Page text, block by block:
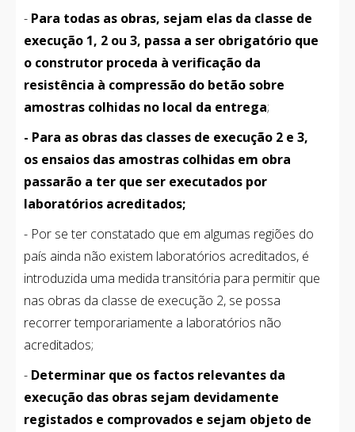
- Para todas as obras, sejam elas da classe de
execução 1, 2 ou 3, passa a ser obrigatório que
o construtor proceda à verificação da
resistência à compressão do betão sobre
amostras colhidas no local da entrega;
- Para as obras das classes de execução 2 e 3,
os ensaios das amostras colhidas em obra
passarão a ter que ser executados por
laboratórios acreditados;
- Por se ter constatado que em algumas regiões do
país ainda não existem laboratórios acreditados, é
introduzida uma medida transitória para permitir que
nas obras da classe de execução 2, se possa
recorrer temporariamente a laboratórios não
acreditados;
- Determinar que os factos relevantes da
execução das obras sejam devidamente
registados e comprovados e sejam objeto de